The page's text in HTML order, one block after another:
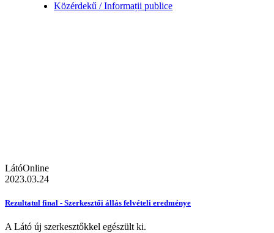
Közérdekű / Informații publice
LátóOnline
2023.03.24
Rezultatul final - Szerkesztői állás felvételi eredménye
A Látó új szerkesztőkkel egészült ki.